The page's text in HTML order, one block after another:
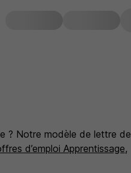
? Notre modèle de lettre de
d’emploi Apprentissage,